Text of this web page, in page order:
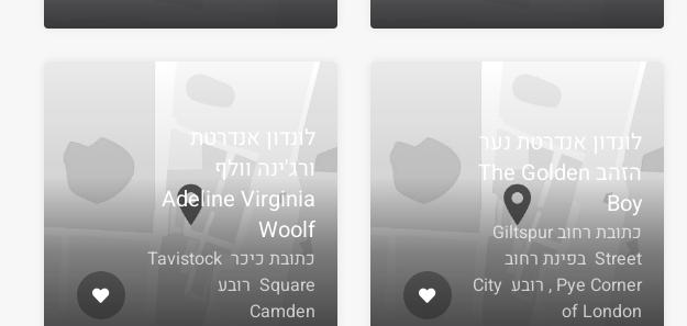
לונדון אנדרטת נער
הזהב The Golden
Boy
כתובת רחוב Giltspur
Street בפינת רחוב
Pye Corner , רובע City
of London
לונדון אנדרטת
ורג'ינה וולף
Adeline Virginia
Woolf
כתובת כיכר Tavistock
Square רובע
Camden